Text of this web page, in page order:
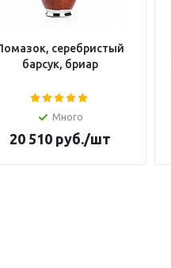
серебристый
барсук, бриар
Много
20 510руб./шт